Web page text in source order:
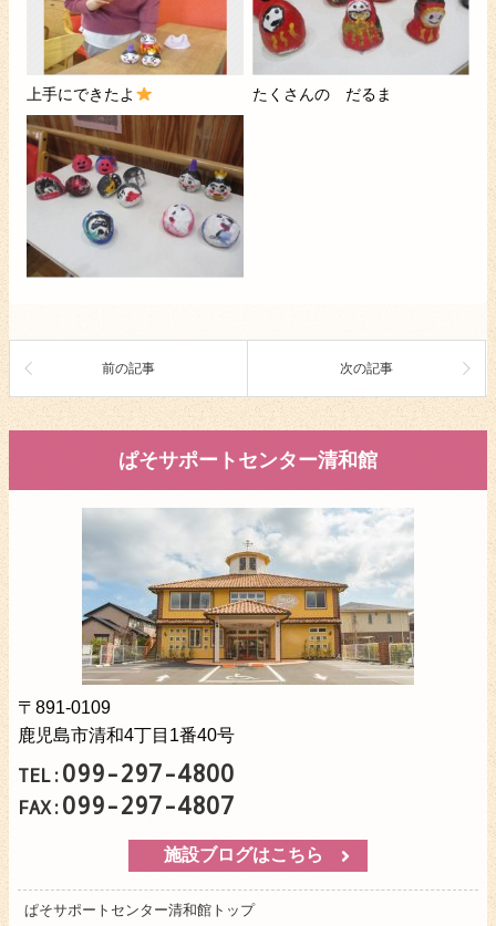
上手にできたよ たくさんの だるま
前の記事 次の記事
ぱそサポートセンター清和館
〒891-0109
鹿児島市清和4丁目1番40号
TEL:099-297-4800
FAX:099-297-4807
施設ブログはこちら
ぱそサポートセンター清和館トップ